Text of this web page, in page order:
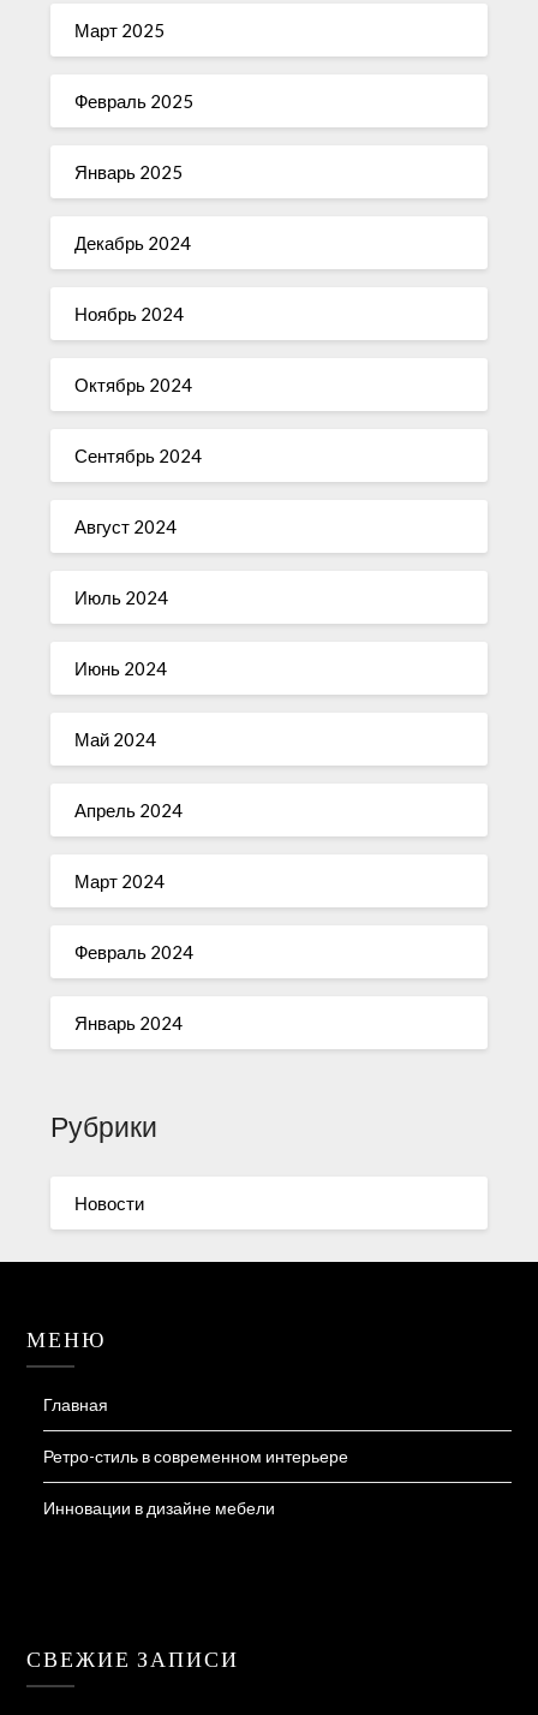
Март 2025
Февраль 2025
Январь 2025
Декабрь 2024
Ноябрь 2024
Октябрь 2024
Сентябрь 2024
Август 2024
Июль 2024
Июнь 2024
Май 2024
Апрель 2024
Март 2024
Февраль 2024
Январь 2024
Рубрики
Новости
МЕНЮ
Главная
Ретро-стиль в современном интерьере
Инновации в дизайне мебели
СВЕЖИЕ ЗАПИСИ